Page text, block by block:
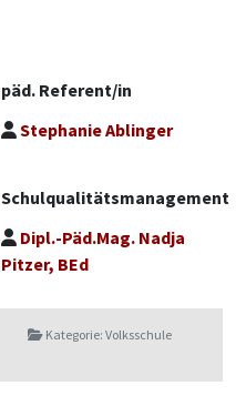
päd. Referent/in
Stephanie Ablinger
Schulqualitätsmanagement
Dipl.-Päd.Mag. Nadja
Pitzer, BEd
Kategorie: Volksschule